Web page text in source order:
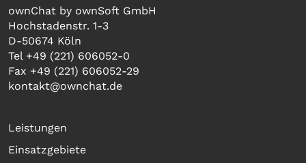
ownChat by ownSoft GmbH
Hochstadenstr. 1-3
D-50674 Köln
Tel +49 (221) 606052-0
Fax +49 (221) 606052-29
kontakt@ownchat.de
Leistungen
Einsatzgebiete